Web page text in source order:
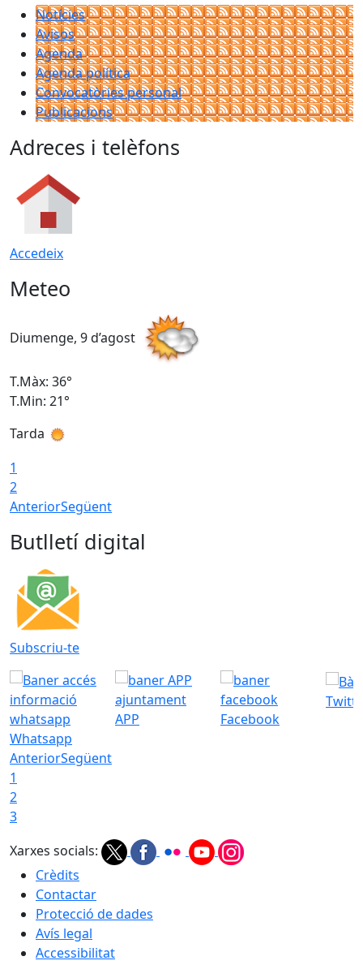
Notícies
Avisos
Agenda
Agenda política
Convocatòries personal
Publicacions
Adreces i telèfons
Accedeix
Meteo
Diumenge, 9 d’agost
T.Màx: 36°
T.Min: 21°
Tarda
1
2
AnteriorSegüent
Butlletí digital
Subscriu-te
Whatsapp
APP Facebook
AnteriorSegüent
1
2
3
Xarxes socials:
Crèdits
Contactar
Protecció de dades
Avís legal
Accessibilitat